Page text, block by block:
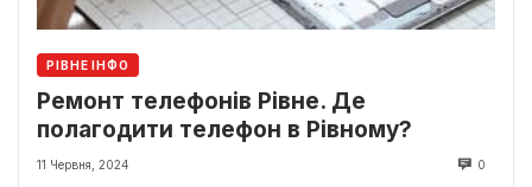
РІВНЕ ІНФО
Ремонт телефонів Рівне. Де
полагодити телефон в Рівному?
11 Червня, 2024 0